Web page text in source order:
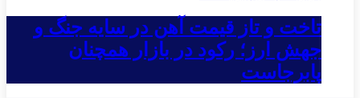
تاخت و تاز قیمت آهن در سایه جنگ و
جهش ارز؛ رکود در بازار همچنان
پابرجاست